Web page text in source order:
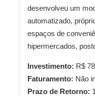
desenvolveu um
automatizado,
espaços de
hipermercados,
Investimento: R$
Faturamento: Não
Prazo de Retorno: